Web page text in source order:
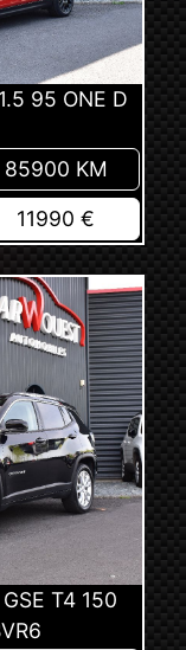
95 ONE D
85900 KM
11990 €
T4 150